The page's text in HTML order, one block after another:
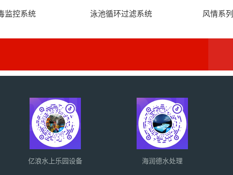
海盗系列水寨、水屋 恐龙水寨
亿浪水上乐园设备 海润德水处理